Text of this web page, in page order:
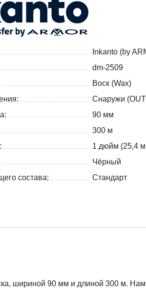
Inkanto (by
dm-2509
Воск (Wax)
Снаружи
90 мм
300 м
1 дюйм (25,4
Чёрный
состава:
Стандарт
шириной 90 мм и длиной 300 м.